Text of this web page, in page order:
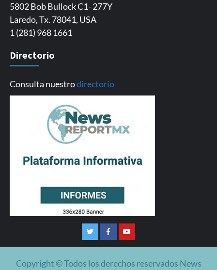
5802 Bob Bullock C1- 277Y
Laredo, Tx. 78041, USA
1 (281) 968 1661
Directorio
Consulta nuestrodirectorio
TwitterFacebookYoutube
Copyright © Todos los derechos reservados News